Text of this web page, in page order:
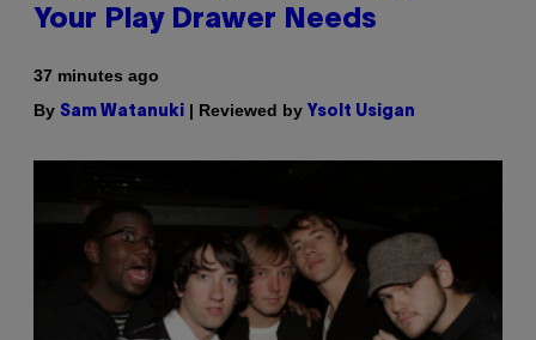
Your Play Drawer Needs
37 minutes ago
By Sam Watanuki | Reviewed by Ysolt Usigan